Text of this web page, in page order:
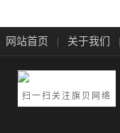
网站首页 关于我们
扫一扫关注旗贝网络